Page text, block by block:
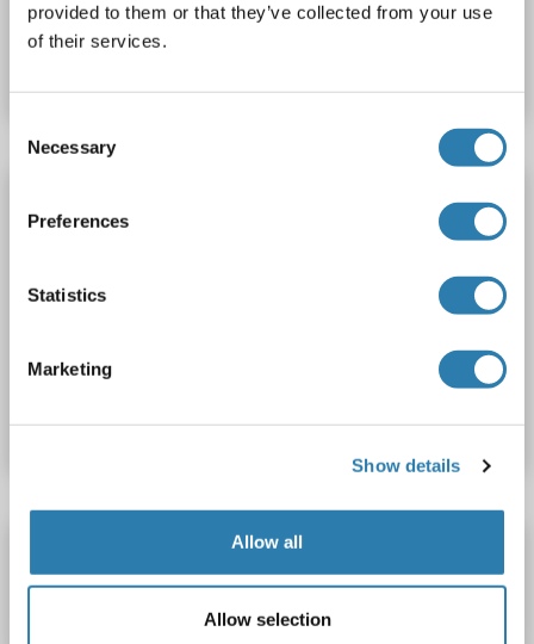
provided to them or that they’ve collected from your use
of their services.
Selection
Necessary
Preferences
Statistics
Marketing
Show details
Allow all
Allow selection
N° du produit ABIN1408401
DYNLT1
Reactivité: Humain
Hôte: Lapin
Polyclonal
N° du produit ABIN1386506
Fiche technique Détails
DYNLT1 anticorps (AA 21-100) (Biotin)
DYNLT1 Reactivité: Humain
ELISA, IHC (p), IHC (fro)
Polyclonal Biotin